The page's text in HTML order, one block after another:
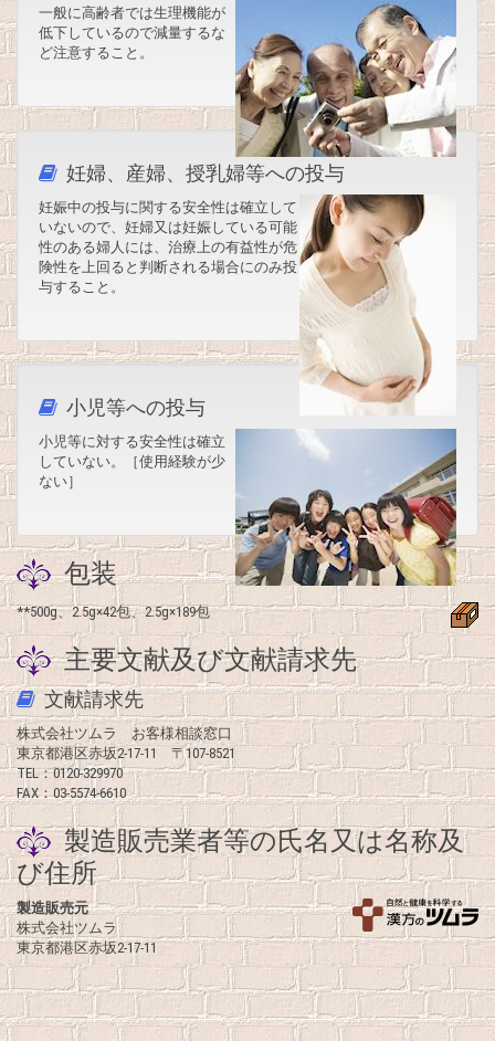
一般に高齢者では生理機能が
低下しているので減量するな
ど注意すること。
妊婦、産婦、授乳婦等への投与
妊娠中の投与に関する安全性は確立して
いないので、妊婦又は妊娠している可能
性のある婦人には、治療上の有益性が危
険性を上回ると判断される場合にのみ投
与すること。
小児等への投与
小児等に対する安全性は確立
していない。［使用経験が少
ない］
包装
**500g、2.5g×42包、2.5g×189包
主要文献及び文献請求先
文献請求先
株式会社ツムラ お客様相談窓口
東京都港区赤坂2-17-11 〒107-8521
TEL：0120-329970
FAX：03-5574-6610
製造販売業者等の氏名又は名称及
び住所
製造販売元
株式会社ツムラ
東京都港区赤坂2-17-11